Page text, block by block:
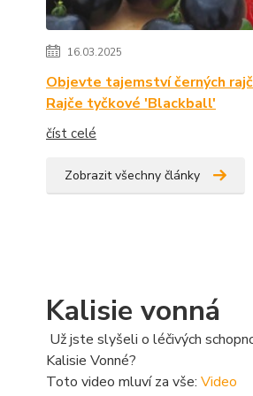
16.03.2025
Objevte tajemství černých
Rajče tyčkové 'Blackball'
číst celé
Zobrazit všechny články
Kalisie vonná
Už jste slyšeli o léčivých
Kalisie Vonné?
Toto video mluví za vše: Video